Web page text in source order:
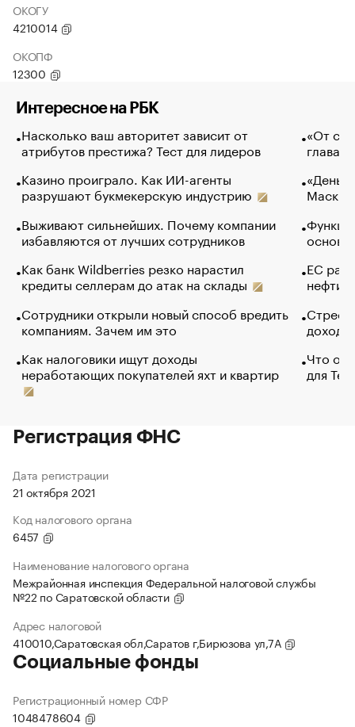
ОКОГУ
4210014
ОКОПФ
12300
Интересное на РБК
Насколько ваш авторитет зависит от
атрибутов престижа? Тест для лидеров
Казино проиграло. Как ИИ-агенты
разрушают букмекерскую индустрию
Выживают сильнейших. Почему компании
избавляются от лучших сотрудников
Как банк Wildberries резко нарастил
кредиты селлерам до атак на склады
Сотрудники открыли новый способ вредить
компаниям. Зачем им это
Как налоговики ищут доходы
неработающих покупателей яхт и квартир
«От
глава
Маск в
основ
ЕС
нефти
Что
для
Регистрация ФНС
Дата регистрации
21 октября 2021
Код налогового органа
6457
Наименование налогового органа
Межрайонная инспекция Федеральной налоговой службы
№22 по Саратовской области
Адрес налоговой
410010,Саратовская обл,Саратов г,Бирюзова ул,7А
Социальные фонды
Регистрационный номер СФР
1048478604